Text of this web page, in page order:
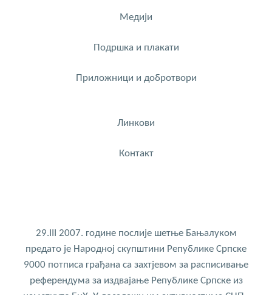
Медији
Подршка и плакати
Приложници и добротвори
Линкови
Контакт
29.III 2007. године послије шетње Бањалуком
предато је Народној скупштини Републике Српске
9000 потписа грађана са захтјевом за расписивање
референдума за издвајање Републике Српске из